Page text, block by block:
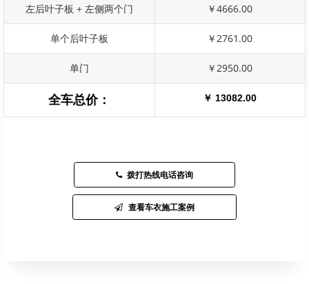
左后叶子板 + 左侧两个门 ￥4666.00
单个后叶子板 ￥2761.00
单门 ￥2950.00
全车总价： ￥ 13082.00
拨打热线电话咨询
查看车衣施工案例